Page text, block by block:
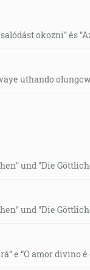
okozni" és
uthando
und "Die
und "Die
e “O amor divino